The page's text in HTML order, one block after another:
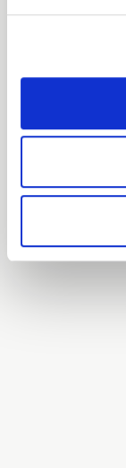
Are